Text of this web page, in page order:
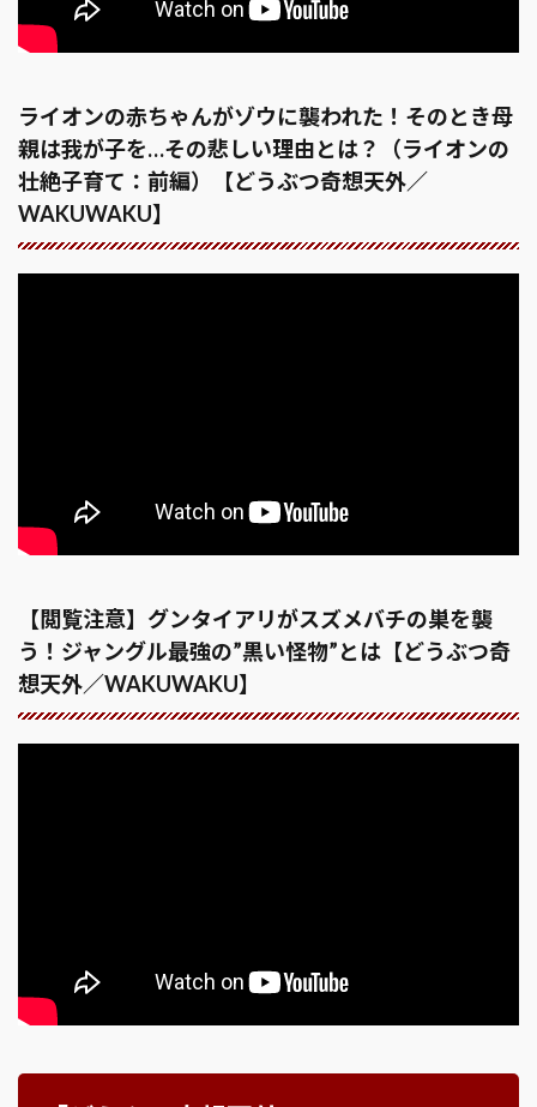
ライオンの赤ちゃんがゾウに襲われた！そのとき母
親は我が子を…その悲しい理由とは？（ライオンの
壮絶子育て：前編）【どうぶつ奇想天外／
WAKUWAKU】
【閲覧注意】グンタイアリがスズメバチの巣を襲
う！ジャングル最強の”黒い怪物”とは【どうぶつ奇
想天外／WAKUWAKU】